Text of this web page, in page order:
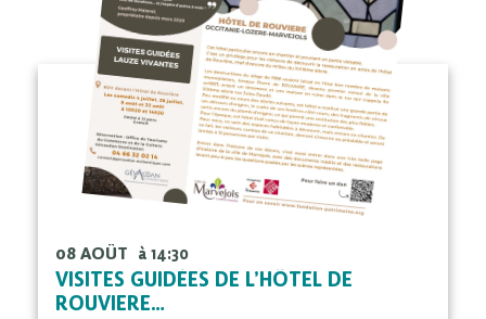
08 AOÛT à 14:30
VISITES GUIDÉES DE L’HÔTEL DE
ROUVIERE…